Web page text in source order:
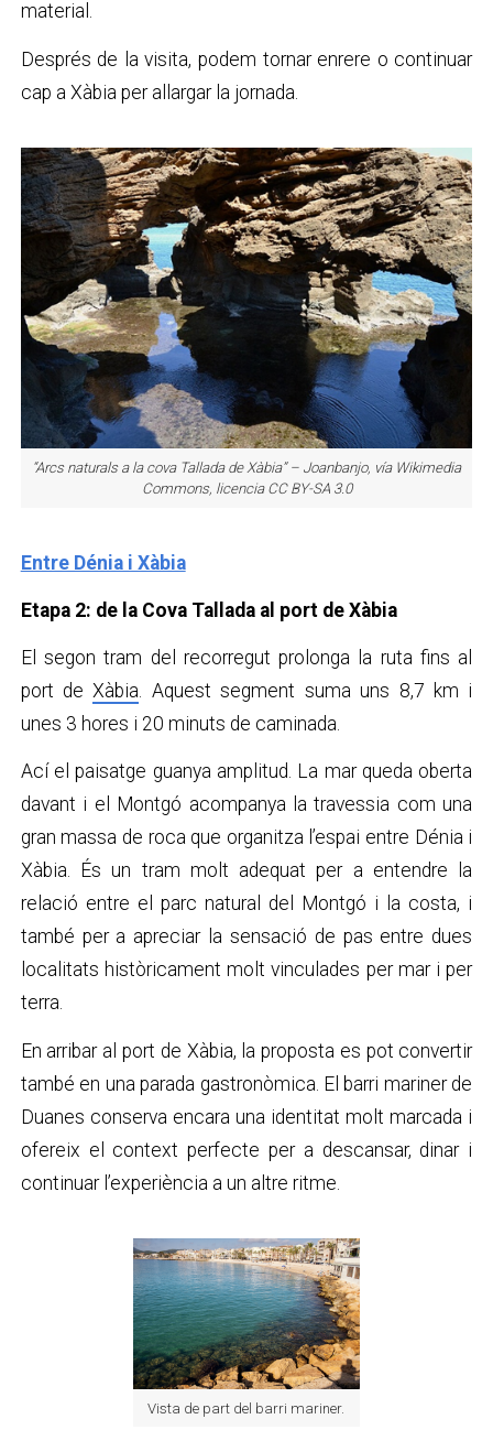
material.
Després de la visita, podem tornar enrere o continuar
cap a Xàbia per allargar la jornada.
“Arcs naturals a la cova Tallada de Xàbia” – Joanbanjo, vía Wikimedia
Commons, licencia CC BY-SA 3.0
Entre Dénia i Xàbia
Etapa 2: de la Cova Tallada al port de Xàbia
El segon tram del recorregut prolonga la ruta fins al
port deXàbia. Aquest segment suma uns 8,7 km i
unes 3 hores i 20 minuts de caminada.
Ací el paisatge guanya amplitud. La mar queda oberta
davant i el Montgó acompanya la travessia com una
gran massa de roca que organitza l’espai entre Dénia i
Xàbia. És un tram molt adequat per a entendre la
relació entre el parc natural del Montgó i la costa, i
també per a apreciar la sensació de pas entre dues
localitats històricament molt vinculades per mar i per
terra.
En arribar al port de Xàbia, la proposta es pot convertir
també en una parada gastronòmica. El barri mariner de
Duanes conserva encara una identitat molt marcada i
ofereix el context perfecte per a descansar, dinar i
continuar l’experiència a un altre ritme.
Vista de part del barri mariner.